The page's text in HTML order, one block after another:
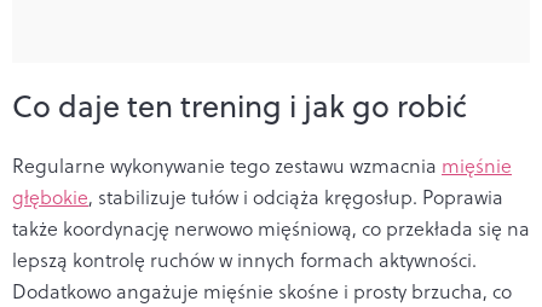
Co daje ten trening i jak go robić
Regularne wykonywanie tego zestawu wzmacnia mięśnie
głębokie, stabilizuje tułów i odciąża kręgosłup. Poprawia
także koordynację nerwowo mięśniową, co przekłada się na
lepszą kontrolę ruchów w innych formach aktywności.
Dodatkowo angażuje mięśnie skośne i prosty brzucha, co